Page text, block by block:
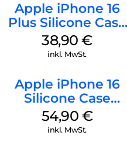
Apple iPhone 16
Plus Silicone Case
MagSafe Denim
38,90€
inkl. MwSt.
Apple iPhone 16
Silicone Case
MagSafe Lake
Green
54,90 €
inkl. MwSt.